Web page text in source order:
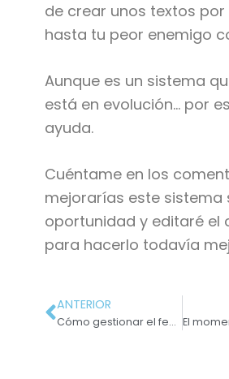
de crear unos textos por
hasta tu peor enemigo
Aunque es un sistema
está en evolución… por
ayuda.
Cuéntame en los
mejorarías este sistema
oportunidad y editaré el
para hacerlo todavía
ANTERIOR
Cómo gestionar el feedback de tus clientes (incluso cuando no estás de acuerdo)